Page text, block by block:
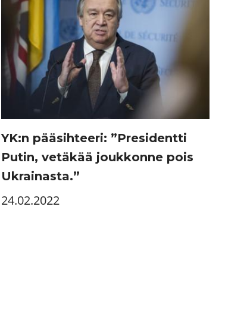
YK:n pääsihteeri: ”Presidentti
Putin, vetäkää joukkonne pois
Ukrainasta.”
24.02.2022